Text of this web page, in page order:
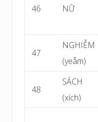
46 NỮ
47
NGHIỄM
(yeåm)
48
SÁCH
(xích)